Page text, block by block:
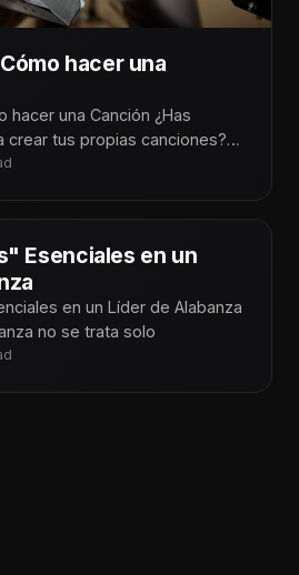
hacer una
una Canción ¿Has
crear tus propias canciones?
Esenciales en un
en un Líder de Alabanza
no se trata solo